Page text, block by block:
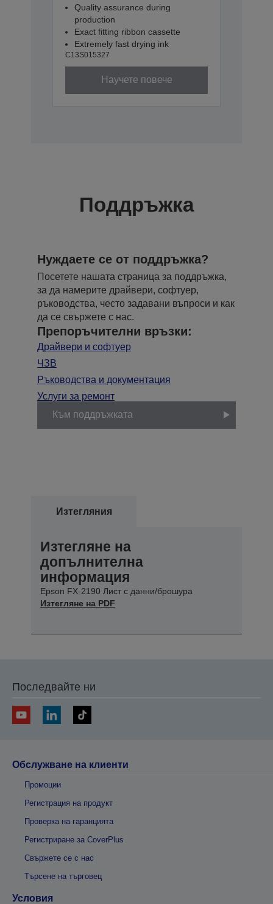
Quality assurance during
production
Exact fitting ribbon cassette
Extremely fast drying ink
C13S015327
Научете повече
Поддръжка
Нуждаете се от поддръжка?
Посетете нашата страница за поддръжка,
за да намерите драйвери, софтуер,
ръководства, често задавани въпроси и как
да се свържете с нас.
Препоръчителни връзки:
Драйвери и софтуер
ЧЗВ
Ръководства и документация
Услуги за ремонт
Към поддръжката
Изтегляния
Изтегляне на
допълнителна
информация
Epson FX-2190 Лист с данни/брошура
Изтегляне на PDF
Последвайте ни
Обслужване на клиенти
Промоции
Регистрация на продукт
Проверка на гаранцията
Регистриране за CoverPlus
Свържете се с нас
Търсене на търговец
Условия